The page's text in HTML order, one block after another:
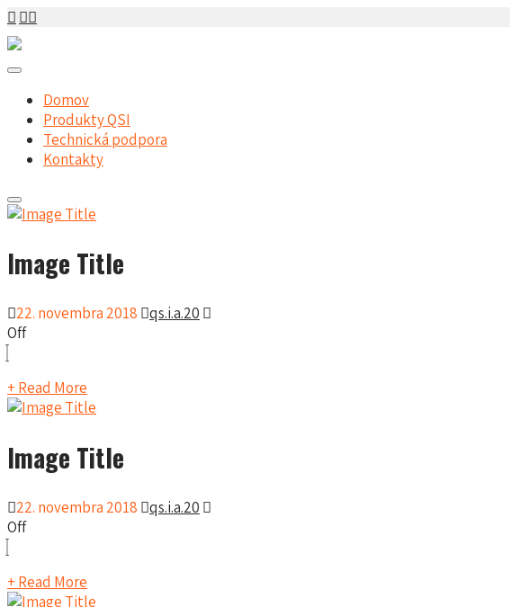
Domov
Produkty QSI
Technická podpora
Kontakty
Image Title
22. novembra 2018
qs.i.a.20
Off
+ Read More
Image Title
22. novembra 2018
qs.i.a.20
Off
+ Read More